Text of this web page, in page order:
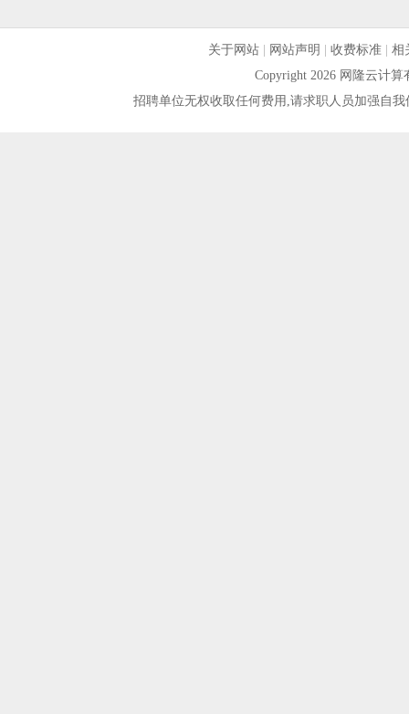
关于网站| 网站声明 收费标准| 相
Copyright 2026 网隆云计
招聘单位无权收取任何费用,请求职人员加强自